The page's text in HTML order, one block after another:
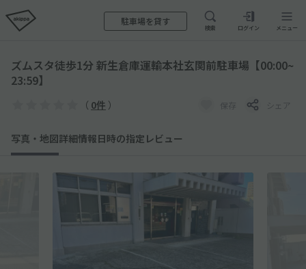
駐車場を貸す
検索 ログイン メニュー
ズムスタ徒歩1分 新生倉庫運輸本社玄関前駐車場【00:00~
23:59】
（ 0件 ） 保存 シェア
写真・地図詳細情報日時の指定 レビュー